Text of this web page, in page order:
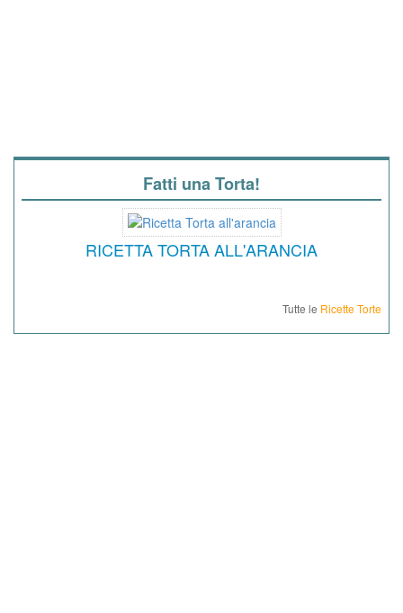
Fatti una Torta!
RICETTA TORTA ALL'ARANCIA
Tutte le Ricette Torte